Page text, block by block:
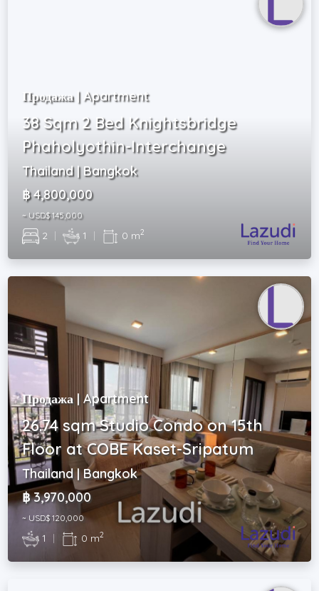
Продажа | Apartment
38 Sqm 2 Bed Knightsbridge
Phaholyothin-Interchange
Thailand | Bangkok
฿ 4,800,000
~ USD$ 145,000
2 | 1 | 0 m2
Продажа | Apartment
26.74 sqm Studio Condo on 15th
Floor at COBE Kaset-Sripatum
Thailand | Bangkok
฿ 3,970,000
~ USD$ 120,000
1 | 0 m2